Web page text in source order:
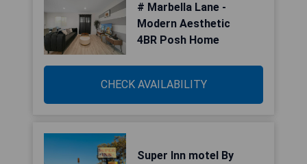
# Marbella Lane -
Modern Aesthetic
4BR Posh Home
CHECK AVAILABILITY
Super Inn motel By